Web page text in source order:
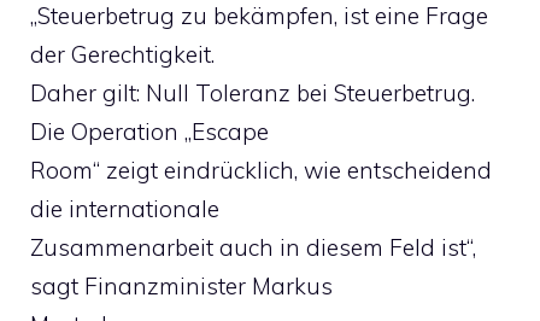
„Steuerbetrug zu bekämpfen, ist eine Frage
der Gerechtigkeit.
Daher gilt: Null Toleranz bei Steuerbetrug.
Die Operation „Escape
Room“ zeigt eindrücklich, wie entscheidend
die internationale
Zusammenarbeit auch in diesem Feld ist“,
sagt Finanzminister Markus